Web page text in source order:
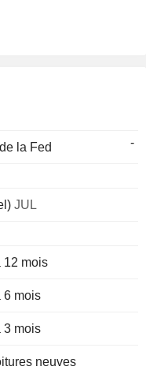
la Fed -
JUL
12 mois
6 mois
3 mois
neuves